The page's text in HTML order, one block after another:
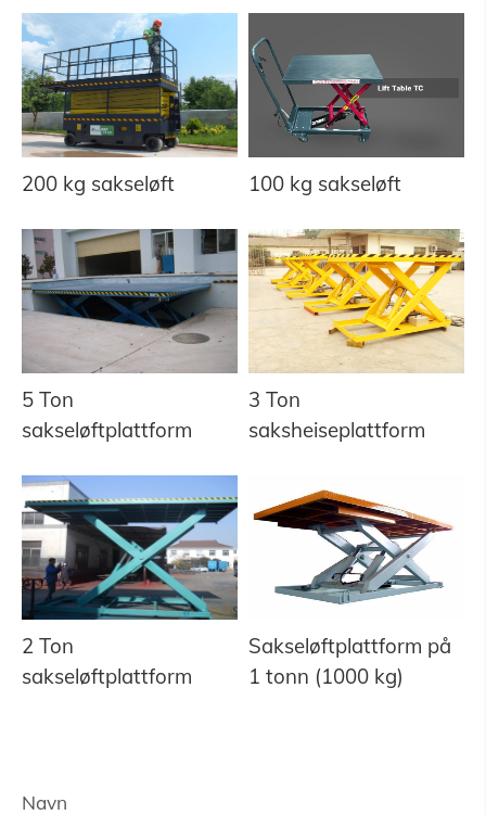
200 kg sakseløft 100 kg sakseløft
5 Ton
sakseløftplattform
3 Ton
saksheiseplattform
2 Ton
sakseløftplattform
Sakseløftplattform på
1 tonn (1000 kg)
Navn